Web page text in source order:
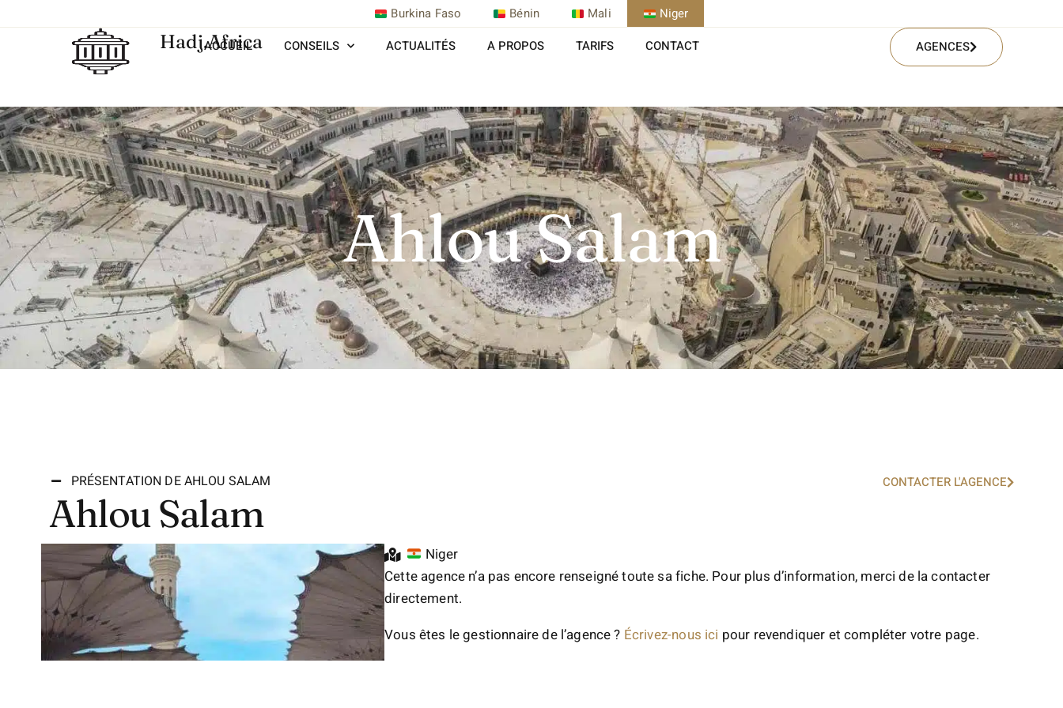
Burkina Faso Bénin Mali Niger
Hadj.Africa
ACCUEIL CONSEILS ACTUALITÉS A PROPOS TARIFS CONTACT AGENCES
Ahlou Salam
PRÉSENTATION DE AHLOU SALAM
Ahlou Salam
CONTACTER L'AGENCE
Niger
Cette agence n’a pas encore renseigné toute sa fiche. Pour plus d’information, merci de la contacter
directement.
Vous êtes le gestionnaire de l’agence ? Écrivez-nous ici pour revendiquer et compléter votre page.